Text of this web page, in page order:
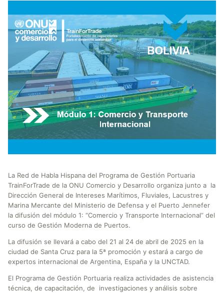
La Red de Habla Hispana del Programa de Gestión Portuaria
TrainForTrade de la ONU Comercio y Desarrollo organiza junto a la
Dirección General de Intereses Marítimos, Fluviales, Lacustres y
Marina Mercante del Ministerio de Defensa y el Puerto Jennefer
la difusión del módulo 1: “Comercio y Transporte Internacional” del
curso de Gestión Moderna de Puertos.
La difusión se llevará a cabo del 21 al 24 de abril de 2025 en la
ciudad de Santa Cruz para la 5ª promoción y estará a cargo de
expertos internacional de Argentina, España y la UNCTAD.
El Programa de Gestión Portuaria realiza actividades de asistencia
técnica, de capacitación, de investigaciones y análisis sobre